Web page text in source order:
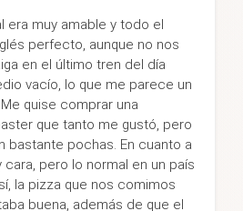
era muy amable y todo el
perfecto, aunque no nos
en el último tren del día
vacío, lo que me parece un
quise comprar una
que tanto me gustó, pero
bastante pochas. En cuanto a
pero lo normal en un país
la pizza que nos comimos
buena, además de que el